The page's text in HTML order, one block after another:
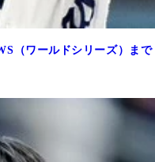
（ワールドシリーズ）まで